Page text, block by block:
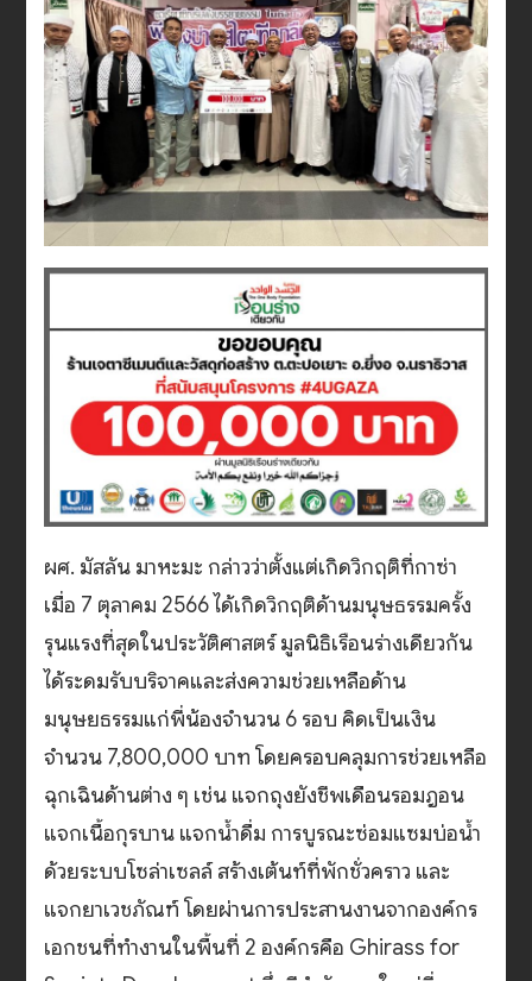
ผศ. มัสลัน มาหะมะ กล่าวว่าตั้งแต่เกิดวิกฤติที่กาซ่า
เมื่อ 7 ตุลาคม 2566 ได้เกิดวิกฤติด้านมนุษธรรมครั้ง
รุนแรงที่สุดในประวัติศาสตร์ มูลนิธิเรือนร่างเดียวกัน
ได้ระดมรับบริจาคและส่งความช่วยเหลือด้าน
มนุษยธรรมแก่พี่น้องจำนวน 6 รอบ คิดเป็นเงิน
จำนวน 7,800,000 บาท โดยครอบคลุมการช่วยเหลือ
ฉุกเฉินด้านต่าง ๆ เช่น แจกถุงยังชีพเดือนรอมฎอน
แจกเนื้อกุรบาน แจกน้ำดื่ม การบูรณะซ่อมแซมบ่อน้ำ
ด้วยระบบโซล่าเซลล์ สร้างเต้นท์ที่พักชั่วคราว และ
แจกยาเวชภัณฑ์ โดยผ่านการประสานงานจากองค์กร
เอกชนที่ทำงานในพื้นที่ 2 องค์กรคือ Ghirass for